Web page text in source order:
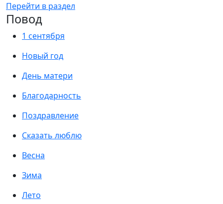
Перейти в раздел
Повод
1 сентября
Новый год
День матери
Благодарность
Поздравление
Сказать люблю
Весна
Зима
Лето